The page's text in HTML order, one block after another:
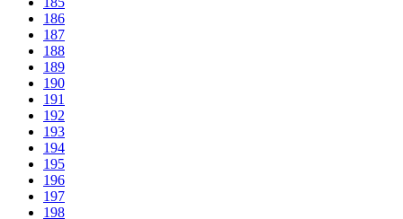
186
187
188
189
190
191
192
193
194
195
196
197
198